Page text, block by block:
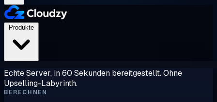
Echte Server, in 60 Sekunden bereitgestellt. Ohne
Upselling-Labyrinth.
BERECHNEN